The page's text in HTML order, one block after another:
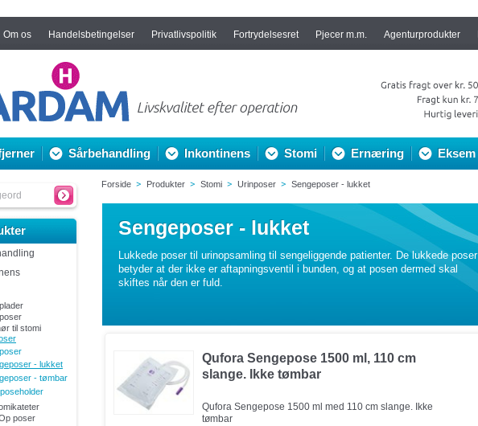
Om os Handelsbetingelser Privatlivspolitik Fortrydelsesret Pjecer m.m. Agenturprodukter
Sårbehandling Inkontinens Stomi Ernæring Eksem
til stomi
- lukket
- tømbar
poser
Forside Produkter Stomi Urinposer Sengeposer - lukket
Sengeposer - lukket
Lukkede poser til urinopsamling til sengeliggende patienter. De lukkede poser
betyder at der ikke er aftapningsventil i bunden, og at posen dermed skal
skiftes når den er fuld.
Qufora Sengepose 1500 ml, 110 cm
slange. Ikke tømbar
Qufora Sengepose 1500 ml med 110 cm slange. Ikke
tømbar